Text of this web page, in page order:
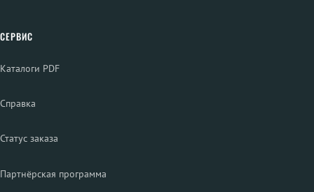
СЕРВИС
Каталоги PDF
Справка
Статус заказа
Партнёрская программа